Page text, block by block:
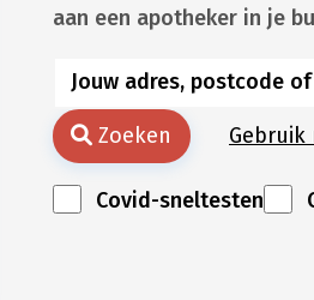
aan een apotheker in je
Zoeken
Covid-sneltesten